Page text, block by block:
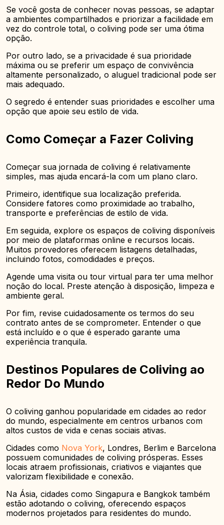
Se você gosta de conhecer novas pessoas, se adaptar
a ambientes compartilhados e priorizar a facilidade em
vez do controle total, o coliving pode ser uma ótima
opção.
Por outro lado, se a privacidade é sua prioridade
máxima ou se preferir um espaço de convivência
altamente personalizado, o aluguel tradicional pode ser
mais adequado.
O segredo é entender suas prioridades e escolher uma
opção que apoie seu estilo de vida.
Como Começar a Fazer Coliving
Começar sua jornada de coliving é relativamente
simples, mas ajuda encará-la com um plano claro.
Primeiro, identifique sua localização preferida.
Considere fatores como proximidade ao trabalho,
transporte e preferências de estilo de vida.
Em seguida, explore os espaços de coliving disponíveis
por meio de plataformas online e recursos locais.
Muitos provedores oferecem listagens detalhadas,
incluindo fotos, comodidades e preços.
Agende uma visita ou tour virtual para ter uma melhor
noção do local. Preste atenção à disposição, limpeza e
ambiente geral.
Por fim, revise cuidadosamente os termos do seu
contrato antes de se comprometer. Entender o que
está incluído e o que é esperado garante uma
experiência tranquila.
Destinos Populares de Coliving ao
Redor Do Mundo
O coliving ganhou popularidade em cidades ao redor
do mundo, especialmente em centros urbanos com
altos custos de vida e cenas sociais ativas.
Cidades como Nova York, Londres, Berlim e Barcelona
possuem comunidades de coliving prósperas. Esses
locais atraem profissionais, criativos e viajantes que
valorizam flexibilidade e conexão.
Na Ásia, cidades como Singapura e Bangkok também
estão adotando o coliving, oferecendo espaços
modernos projetados para residentes do mundo.